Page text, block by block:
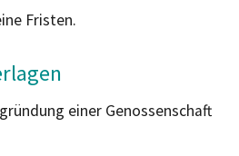
Fristen.
einer Genossenschaft